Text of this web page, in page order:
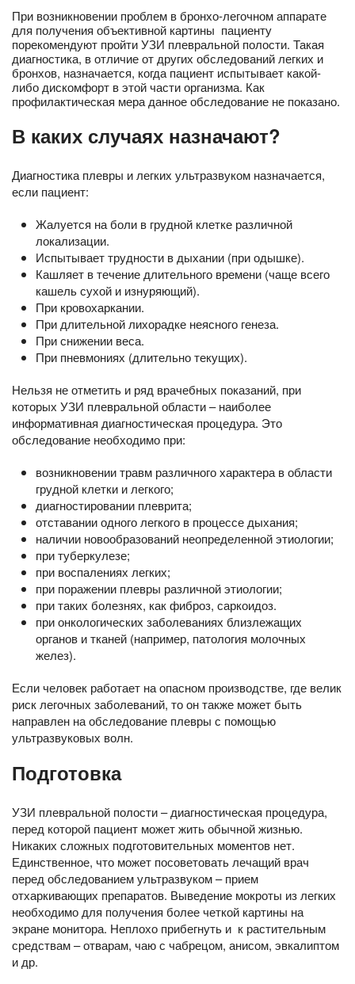
При возникновении проблем в бронхо-легочном аппарате
для получения объективной картины пациенту
порекомендуют пройти УЗИ плевральной полости. Такая
диагностика, в отличие от других обследований легких и
бронхов, назначается, когда пациент испытывает какой-
либо дискомфорт в этой части организма. Как
профилактическая мера данное обследование не показано.
В каких случаях назначают?
Диагностика плевры и легких ультразвуком назначается,
если пациент:
Жалуется на боли в грудной клетке различной
локализации.
Испытывает трудности в дыхании (при одышке).
Кашляет в течение длительного времени (чаще всего
кашель сухой и изнуряющий).
При кровохаркании.
При длительной лихорадке неясного генеза.
При снижении веса.
При пневмониях (длительно текущих).
Нельзя не отметить и ряд врачебных показаний, при
которых УЗИ плевральной области – наиболее
информативная диагностическая процедура. Это
обследование необходимо при:
возникновении травм различного характера в области
грудной клетки и легкого;
диагностировании плеврита;
отставании одного легкого в процессе дыхания;
наличии новообразований неопределенной этиологии;
при туберкулезе;
при воспалениях легких;
при поражении плевры различной этиологии;
при таких болезнях, как фиброз, саркоидоз.
при онкологических заболеваниях близлежащих
органов и тканей (например, патология молочных
желез).
Если человек работает на опасном производстве, где велик
риск легочных заболеваний, то он также может быть
направлен на обследование плевры с помощью
ультразвуковых волн.
Подготовка
УЗИ плевральной полости – диагностическая процедура,
перед которой пациент может жить обычной жизнью.
Никаких сложных подготовительных моментов нет.
Единственное, что может посоветовать лечащий врач
перед обследованием ультразвуком – прием
отхаркивающих препаратов. Выведение мокроты из легких
необходимо для получения более четкой картины на
экране монитора. Неплохо прибегнуть и к растительным
средствам – отварам, чаю с чабрецом, анисом, эвкалиптом
и др.